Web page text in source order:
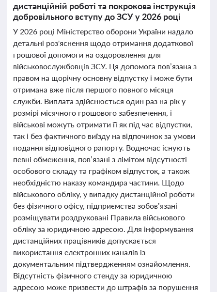
дистанційній роботі та покрокова інструкція
добровільного вступу до ЗСУ у 2026 році
У 2026 році Міністерство оборони України надало
детальні роз'яснення щодо отримання додаткової
грошової допомоги на оздоровлення для
військовослужбовців ЗСУ. Ця допомога пов’язана з
правом на щорічну основну відпустку і може бути
отримана вже після першого повного місяця
служби. Виплата здійснюється один раз на рік у
розмірі місячного грошового забезпечення, і
військові можуть отримати її як під час відпустки,
так і без фактичного виїзду на відпочинок за умови
подання відповідного рапорту. Водночас існують
певні обмеження, пов’язані з лімітом відсутності
особового складу та графіком відпусток, а також
необхідністю наказу командира частини. Щодо
військового обліку, у випадку дистанційної роботи
без фізичного офісу, підприємства зобов’язані
розміщувати роздруковані Правила військового
обліку за юридичною адресою. Для інформування
дистанційних працівників допускається
використання електронних каналів із
документальним підтвердженням ознайомлення.
Відсутність фізичного стенду за юридичною
адресою може призвести до штрафів за порушення